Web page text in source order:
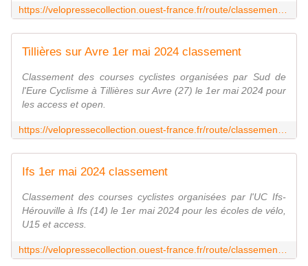
Tillières sur Avre 1er mai 2024 classement
Classement des courses cyclistes organisées par Sud de
l'Eure Cyclisme à Tillières sur Avre (27) le 1er mai 2024 pour
les access et open.
Ifs 1er mai 2024 classement
Classement des courses cyclistes organisées par l'UC Ifs-
Hérouville à Ifs (14) le 1er mai 2024 pour les écoles de vélo,
U15 et access.